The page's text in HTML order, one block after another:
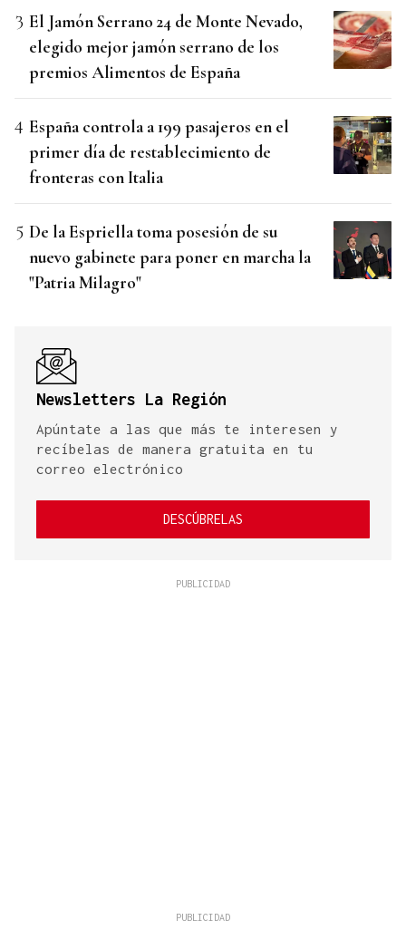
El Jamón Serrano 24 de Monte Nevado,
elegido mejor jamón serrano de los
premios Alimentos de España
España controla a 199 pasajeros en el
primer día de restablecimiento de
fronteras con Italia
De la Espriella toma posesión de su
nuevo gabinete para poner en marcha la
"Patria Milagro"
Newsletters La Región
Apúntate a las que más te interesen y
recíbelas de manera gratuita en tu
correo electrónico
DESCÚBRELAS